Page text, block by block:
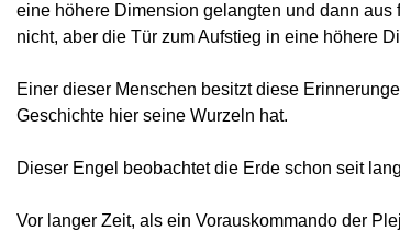
eine höhere Dimension gelangten und dann
nicht, aber die Tür zum Aufstieg in eine höhere
Einer dieser Menschen besitzt diese
Geschichte hier seine Wurzeln hat.
Dieser Engel beobachtet die Erde schon seit
Vor langer Zeit, als ein Vorauskommando der